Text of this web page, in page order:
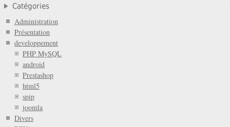
Catégories
Administration
Présentation
developpement
PHP MySQL
android
Prestashop
html5
spip
joomla
Divers